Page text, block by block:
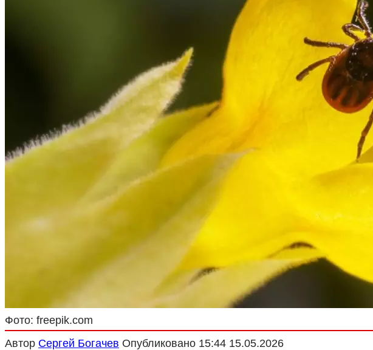
Фото: freepik.com
Автор Сергей Богачев Опубликовано 15:44 15.05.2026